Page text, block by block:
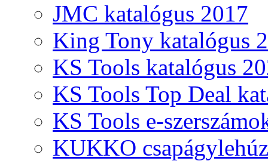
JMC katalógus 2017
King Tony katalógus
KS Tools katalógus
KS Tools Top Deal
KS Tools e-
KUKKO